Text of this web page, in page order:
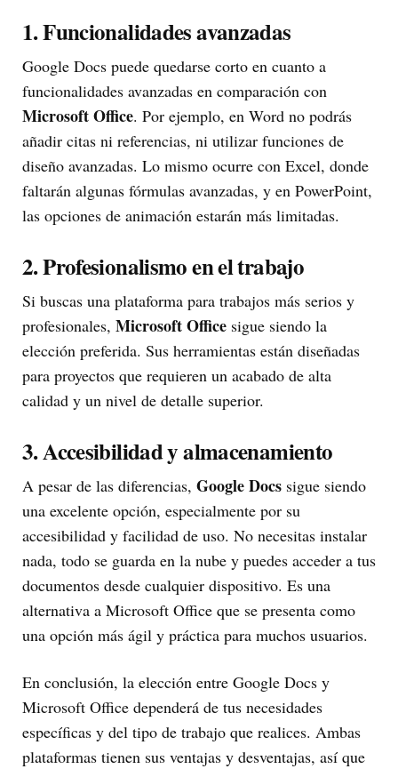
1. Funcionalidades avanzadas
Google Docs puede quedarse corto en cuanto a
funcionalidades avanzadas en comparación con
Microsoft Office. Por ejemplo, en Word no podrás
añadir citas ni referencias, ni utilizar funciones de
diseño avanzadas. Lo mismo ocurre con Excel, donde
faltarán algunas fórmulas avanzadas, y en PowerPoint,
las opciones de animación estarán más limitadas.
2. Profesionalismo en el trabajo
Si buscas una plataforma para trabajos más serios y
profesionales, Microsoft Office sigue siendo la
elección preferida. Sus herramientas están diseñadas
para proyectos que requieren un acabado de alta
calidad y un nivel de detalle superior.
3. Accesibilidad y almacenamiento
A pesar de las diferencias, Google Docs sigue siendo
una excelente opción, especialmente por su
accesibilidad y facilidad de uso. No necesitas instalar
nada, todo se guarda en la nube y puedes acceder a tus
documentos desde cualquier dispositivo. Es una
alternativa a Microsoft Office que se presenta como
una opción más ágil y práctica para muchos usuarios.
En conclusión, la elección entre Google Docs y
Microsoft Office dependerá de tus necesidades
específicas y del tipo de trabajo que realices. Ambas
plataformas tienen sus ventajas y desventajas, así que